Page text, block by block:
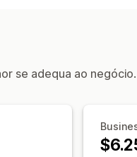
se adequa ao negócio.